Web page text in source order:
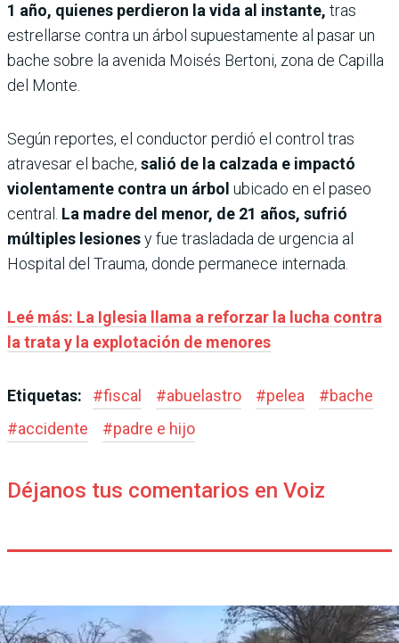
1 año, quienes perdieron la vida al instante, tras
estrellarse contra un árbol supuestamente al pasar un
bache sobre la avenida Moisés Bertoni, zona de Capilla
del Monte.
Según reportes, el conductor perdió el control tras
atravesar el bache, salió de la calzada e impactó
violentamente contra un árbol ubicado en el paseo
central. La madre del menor, de 21 años, sufrió
múltiples lesionesy fue trasladada de urgencia al
Hospital del Trauma, donde permanece internada.
Leé más: La Iglesia llama a reforzar la lucha contra
la trata y la explotación de menores
Etiquetas: #fiscal #abuelastro #pelea #bache
#accidente #padre e hijo
Déjanos tus comentarios en Voiz